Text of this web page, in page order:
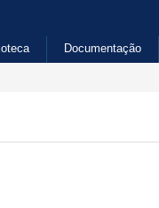
Documentação